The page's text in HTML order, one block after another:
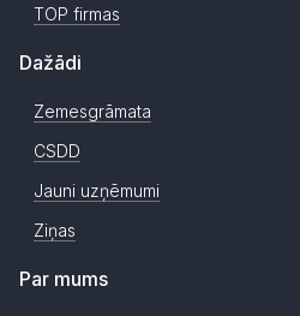
TOP firmas
Dažādi
Zemesgrāmata
CSDD
Jauni uzņēmumi
Ziņas
Par mums